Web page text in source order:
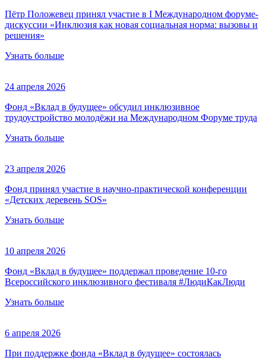
Пётр Положевец принял участие в I Международном форуме-
дискуссии «Инклюзия как новая социальная норма: вызовы и
решения»
Узнать больше
24 апреля 2026
Фонд «Вклад в будущее» обсудил инклюзивное
трудоустройство молодёжи на Международном Форуме труда
Узнать больше
23 апреля 2026
Фонд принял участие в научно-практической конференции
«Детских деревень SOS»
Узнать больше
10 апреля 2026
Фонд «Вклад в будущее» поддержал проведение 10-го
Всероссийского инклюзивного фестиваля #ЛюдиКакЛюди
Узнать больше
6 апреля 2026
При поддержке фонда «Вклад в будущее» состоялась